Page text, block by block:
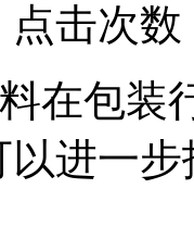
击次数
在包装
进一